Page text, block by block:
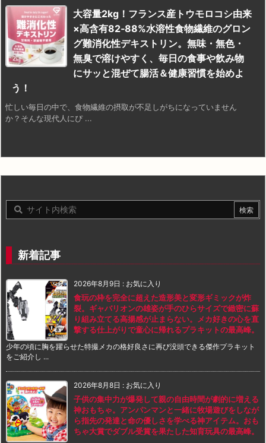
大容量2kg！フランス産トウモロコシ由来
×高含有82‑88%水溶性食物繊維のグロン
グ難消化性デキストリン。無味・無色・
無臭で溶けやすく、毎日の食事や飲み物
にサッと混ぜて腸活＆健康習慣を始めよ
う！
忙しい毎日の中で、食物繊維の摂取が不足しがちになっていません
か？そんな現代人にぴ ...
新着記事
2026年8月9日 : お気に入り
食玩の枠を完全に超えた造形美と変形ギミックが炸
裂。ギャバリオンの雄姿が手のひらサイズで緻密に蘇
り組み立てる高揚感が止まらない。メカ好きの心を直
撃する仕上がりで童心に帰れるプラキットの最高峰。
少年の頃に胸を躍らせた特撮メカの格好良さに再び没頭できる傑作プラキット
をご紹介し ...
2026年8月8日 : お気に入り
子供の集中力が爆発して親の自由時間が劇的に増える
神おもちゃ。アンパンマンと一緒に牧場遊びをしなが
ら指先の発達と命の優しさを学べる神アイテム。おも
ちゃ大賞でダブル受賞を果たした知育玩具の最高峰。